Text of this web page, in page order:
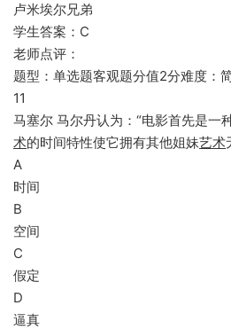
卢米埃尔兄弟
学生答案：C
老师点评：
题型：单选题客观题分值2分难度：
11
马塞尔 马尔丹认为：“电影首先是一种
术的时间特性使它拥有其他姐妹艺术
A
时间
B
空间
C
假定
D
逼真